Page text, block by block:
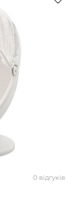
0 відгуків